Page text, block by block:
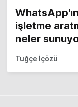
işletme
neler
Tuğçe İçözü